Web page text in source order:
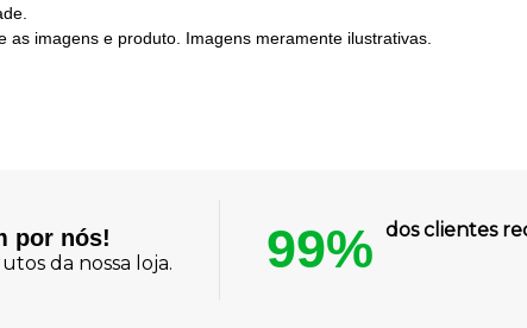
imagens e produto. Imagens meramente ilustrativas.
por nós!
da nossa loja. 99% dos clientes